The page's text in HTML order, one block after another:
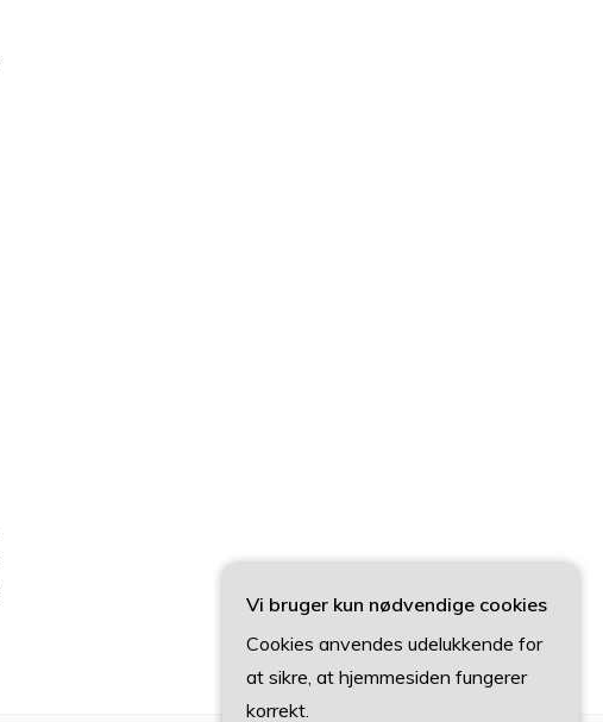
Vi bruger kun nødvendige cookies
Cookies anvendes udelukkende for
at sikre, at hjemmesiden fungerer
korrekt.